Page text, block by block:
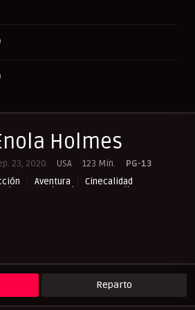
Holmes
23, 2020 USA 123 Min.
PG-13
Aventura
Cinecalidad
Crimen
Misterio
NewPelis org
Reparto